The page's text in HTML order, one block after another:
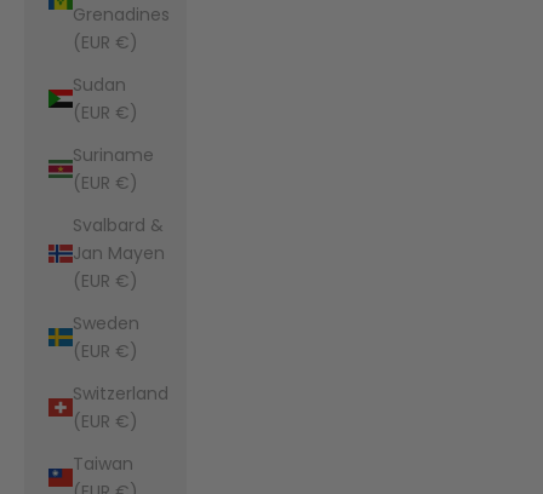
Grenadines
(EUR €)
Sudan
(EUR €)
Suriname
(EUR €)
Svalbard &
Jan Mayen
(EUR €)
Sweden
(EUR €)
Switzerland
(EUR €)
Taiwan